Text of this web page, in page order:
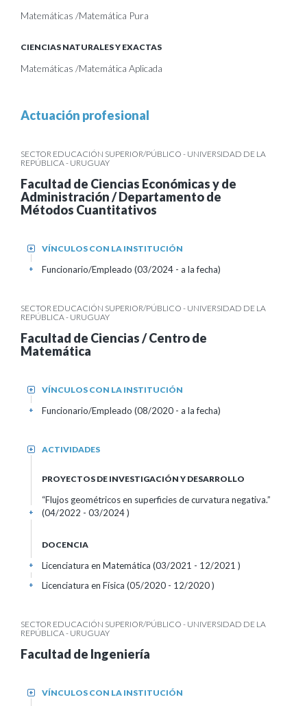
Matemáticas /Matemática Pura
CIENCIAS NATURALES Y EXACTAS
Matemáticas /Matemática Aplicada
Actuación profesional
SECTOR EDUCACIÓN SUPERIOR/PÚBLICO - UNIVERSIDAD DE LA
REPÚBLICA - URUGUAY
Facultad de Ciencias Económicas y de
Administración / Departamento de
Métodos Cuantitativos
VÍNCULOS CON LA INSTITUCIÓN
+
Funcionario/Empleado (03/2024 - a la fecha)
+
SECTOR EDUCACIÓN SUPERIOR/PÚBLICO - UNIVERSIDAD DE LA
REPÚBLICA - URUGUAY
Facultad de Ciencias / Centro de
Matemática
VÍNCULOS CON LA INSTITUCIÓN
+
Funcionario/Empleado (08/2020 - a la fecha)
+
ACTIVIDADES
+
PROYECTOS DE INVESTIGACIÓN Y DESARROLLO
“Flujos geométricos en superficies de curvatura negativa.”
(04/2022 - 03/2024 )
+
DOCENCIA
Licenciatura en Matemática (03/2021 - 12/2021 )
+
Licenciatura en Física (05/2020 - 12/2020 )
+
SECTOR EDUCACIÓN SUPERIOR/PÚBLICO - UNIVERSIDAD DE LA
REPÚBLICA - URUGUAY
Facultad de Ingeniería
VÍNCULOS CON LA INSTITUCIÓN
+